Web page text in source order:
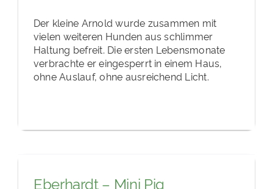
Der kleine Arnold wurde zusammen mit
vielen weiteren Hunden aus schlimmer
Haltung befreit. Die ersten Lebensmonate
verbrachte er eingesperrt in einem Haus,
ohne Auslauf, ohne ausreichend Licht.
Eberhardt – Mini Pig